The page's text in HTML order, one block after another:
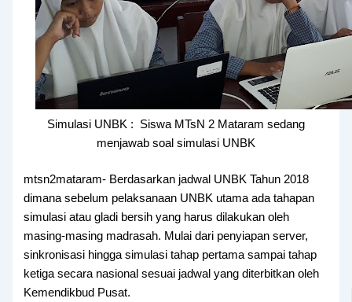
Simulasi UNBK : Siswa MTsN 2 Mataram sedang
menjawab soal simulasi UNBK
mtsn2mataram- Berdasarkan jadwal UNBK Tahun 2018
dimana sebelum pelaksanaan UNBK utama ada tahapan
simulasi atau gladi bersih yang harus dilakukan oleh
masing-masing madrasah. Mulai dari penyiapan server,
sinkronisasi hingga simulasi tahap pertama sampai tahap
ketiga secara nasional sesuai jadwal yang diterbitkan oleh
Kemendikbud Pusat.